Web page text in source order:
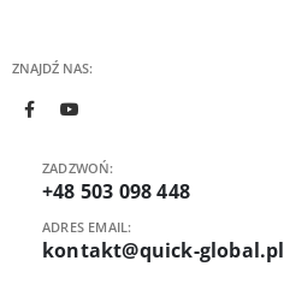
ZNAJDŹ NAS:
ZADZWOŃ:
+48 503 098 448
ADRES EMAIL:
kontakt@quick-global.pl